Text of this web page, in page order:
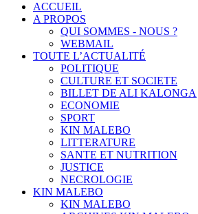
ACCUEIL
A PROPOS
QUI SOMMES - NOUS ?
WEBMAIL
TOUTE L’ACTUALITÉ
POLITIQUE
CULTURE ET SOCIETE
BILLET DE ALI KALONGA
ECONOMIE
SPORT
KIN MALEBO
LITTERATURE
SANTE ET NUTRITION
JUSTICE
NECROLOGIE
KIN MALEBO
KIN MALEBO